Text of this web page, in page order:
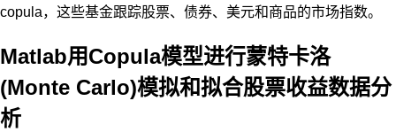
copula，这些基金跟踪股票、债券、美元和商品的市场指数。
Matlab用Copula模型进行蒙特卡洛
(Monte Carlo)模拟和拟合股票收益数据分
析